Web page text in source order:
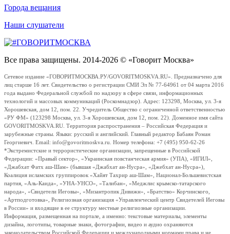
Города вещания
Наши слушатели
Все права защищены. 2014-2026 © «Говорит Москва»
Сетевое издание «ГОВОРИТМОСКВА.РУ/GOVORITMOSKVA.RU». Предназначено для
лиц старше 16 лет. Свидетельство о регистрации СМИ Эл № 77-64961 от 04 марта 2016
года выдано Федеральной службой по надзору в сфере связи, информационных
технологий и массовых коммуникаций (Роскомнадзор). Адрес: 123298, Москва, ул. 3-я
Хорошевская, дом 12, пом. 22. Учредитель Общество с ограниченной ответственностью
«РУ ФМ» (123298 Москва, ул. 3-я Хорошевская, дом 12, пом. 22). Доменное имя сайта
GOVORITMOSKVA.RU. Территория распространения – Российская Федерация и
зарубежные страны. Языки: русский и английский. Главный редактор Бабаян Роман
Георгиевич. Email: info@govoritmoskva.ru. Номер телефона: +7 (495) 950-62-26
*Экстремистские и террористические организации, запрещенные в Российской
Федерации: «Правый сектор», «Украинская повстанческая армия» (УПА), «ИГИЛ»,
«Джабхат Фатх аш-Шам» (бывшая «Джабхат ан-Нусра», «Джебхат ан-Нусра»),
Коалиция исламских группировок «Хайят Тахрир аш-Шам», Национал-Большевистская
партия, «Аль-Каида», «УНА-УНСО», «Талибан», «Меджлис крымско-татарского
народа», «Свидетели Иеговы», «Мизантропик Дивижн», «Братство» Корчинского,
«Артподготовка», Религиозная организация «Управленческий центр Свидетелей Иеговы
в России» и входящие в ее структуру местные религиозные организации.
Информация, размещенная на портале, а именно: текстовые материалы, элементы
дизайна, логотипы, товарные знаки, фотографии, видео и аудио охраняются
законодательством Российской Федерации и международными нормами права и не